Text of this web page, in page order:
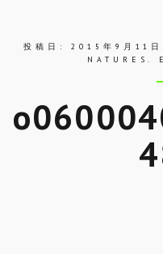
投稿日:2015年9月11日
NATURES.